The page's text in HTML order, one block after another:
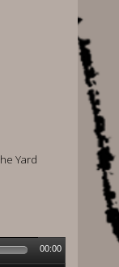
Yard
00:00